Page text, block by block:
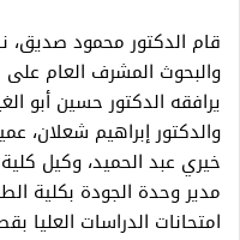
قام الدكتور محمود صديق،
والبحوث المشرف العام
يرافقه الدكتور حسين أبو
والدكتور إبراهيم شعلان،
خيري عبد الحميد، وكيل
مدير وحدة الجودة بكلية
امتحانات الدراسات العليا